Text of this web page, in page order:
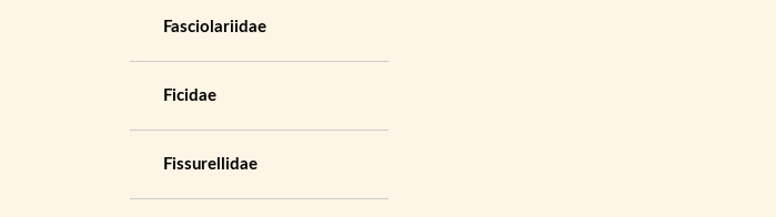
Fasciolariidae
Ficidae
Fissurellidae